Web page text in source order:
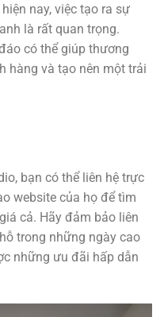
nay, việc tạo ra sự
là rất quan trọng.
có thể giúp thương
hàng và tạo nên một trải
bạn có thể liên hệ trực
website của họ để tìm
cả. Hãy đảm bảo liên
trong những ngày cao
những ưu đãi hấp dẫn